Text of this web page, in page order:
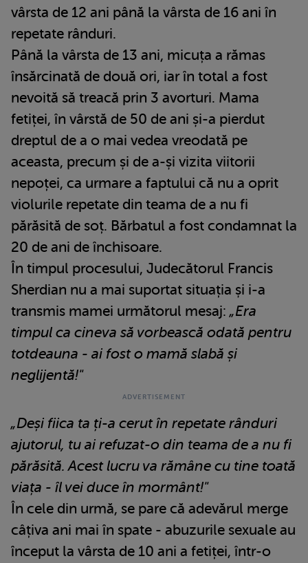
vârsta de 12 ani până la vârsta de 16 ani în
repetate rânduri.
Până la vârsta de 13 ani, micuța a rămas
însărcinată de două ori, iar în total a fost
nevoită să treacă prin 3 avorturi. Mama
fetiței, în vârstă de 50 de ani și-a pierdut
dreptul de a o mai vedea vreodată pe
aceasta, precum și de a-și vizita viitorii
nepoței, ca urmare a faptului că nu a oprit
violurile repetate din teama de a nu fi
părăsită de soț. Bărbatul a fost condamnat la
20 de ani de închisoare.
În timpul procesului, Judecătorul Francis
Sherdian nu a mai suportat situația și i-a
transmis mamei următorul mesaj: „Era
timpul ca cineva să vorbească odată pentru
totdeauna - ai fost o mamă slabă și
neglijentă!"
„Deși fiica ta ți-a cerut în repetate rânduri
ajutorul, tu ai refuzat-o din teama de a nu fi
părăsită. Acest lucru va rămâne cu tine toată
viața - îl vei duce în mormânt!"
În cele din urmă, se pare că adevărul merge
câțiva ani mai în spate - abuzurile sexuale au
început la vârsta de 10 ani a fetiței, într-o